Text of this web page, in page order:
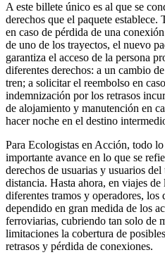
A este billete único es al que se
derechos que el paquete establece.
en caso de pérdida de una
de uno de los trayectos, el nuevo
garantiza el acceso de la persona
diferentes derechos: a un cambio
tren; a solicitar el reembolso en
indemnización por los retrasos
de alojamiento y manutención en
hacer noche en el destino
Para Ecologistas en Acción, todo
importante avance en lo que se
derechos de usuarias y usuarios
distancia. Hasta ahora, en viajes
diferentes tramos y operadores, los
dependido en gran medida de los
ferroviarias, cubriendo tan solo de
limitaciones la cobertura de
retrasos y pérdida de conexiones.